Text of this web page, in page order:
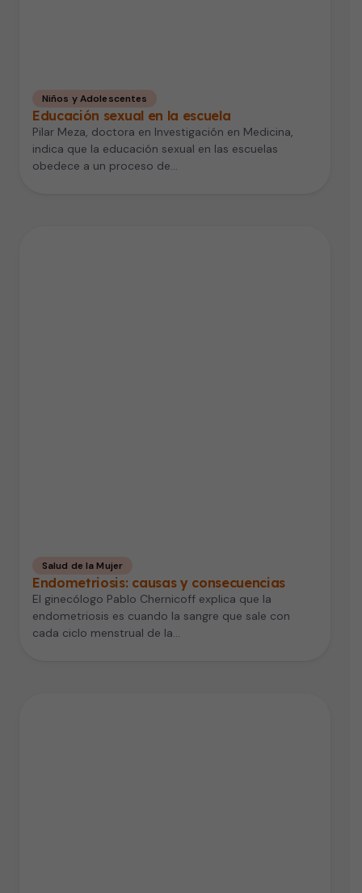
Niños y Adolescentes
Educación sexual en la escuela
Pilar Meza, doctora en Investigación en Medicina,
indica que la educación sexual en las escuelas
obedece a un proceso de…
Salud de la Mujer
Endometriosis: causas y consecuencias
El ginecólogo Pablo Chernicoff explica que la
endometriosis es cuando la sangre que sale con
cada ciclo menstrual de la…